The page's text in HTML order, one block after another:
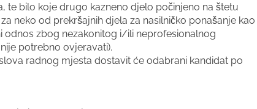
bilo koje drugo kazneno djelo počinjeno na štetu
neko od prekršajnih djela za nasilničko ponašanje kao
odnos zbog nezakonitog i/ili neprofesionalnog
potrebno ovjeravati).
radnog mjesta dostavit će odabrani kandidat po